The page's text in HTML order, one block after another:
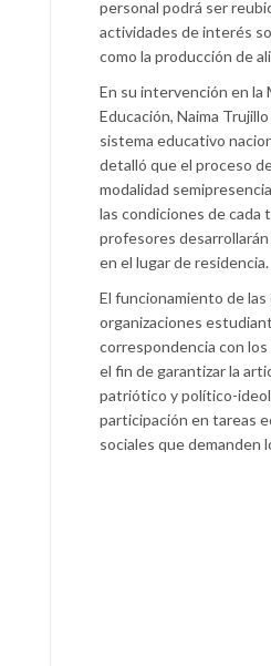
personal podrá ser
actividades de interés
como la producción de
En su intervención en la
Educación, Naima
sistema educativo
detalló que el proceso
modalidad
las condiciones de
profesores
en el lugar de residencia.
El funcionamiento de
organizaciones
correspondencia con
el fin de garantizar la
patriótico y político-
participación en tareas
sociales que demanden